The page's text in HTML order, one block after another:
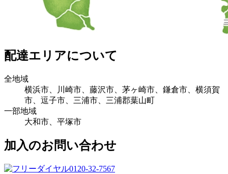
配達エリアについて
全地域
横浜市、川崎市、藤沢市、茅ヶ崎市、鎌倉市、横須賀
市、逗子市、三浦市、三浦郡葉山町
一部地域
大和市、平塚市
加入のお問い合わせ
0120-32-7567